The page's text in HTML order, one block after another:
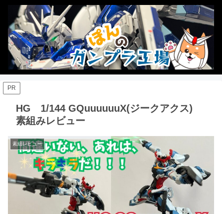
PR
HG 1/144 GQuuuuuuX(ジークアクス)
素組みレビュー
素組レビュー